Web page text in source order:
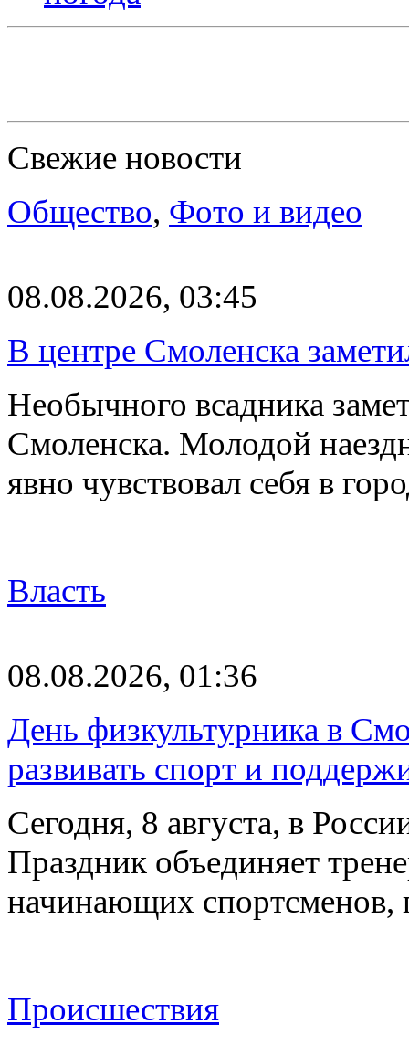
Свежие новости
Общество, Фото и видео
08.08.2026, 03:45
В центре Смоленска
Необычного всадника
Смоленска. Молодой
явно чувствовал себя в
Власть
08.08.2026, 01:36
День физкультурника в
развивать спорт и
Сегодня, 8 августа, в
Праздник объединяет
начинающих
Происшествия